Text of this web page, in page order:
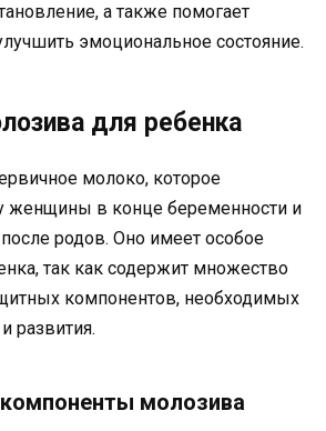
а также помогает
эмоциональное состояние.
для ребенка
молоко, которое
женщины в конце беременности и
родов. Оно имеет особое
так как содержит множество
компонентов, необходимых
развития.
молозива